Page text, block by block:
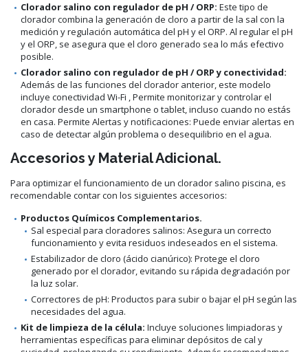
Clorador salino con regulador de pH / ORP: Este tipo de
clorador combina la generación de cloro a partir de la sal con la
medición y regulación automática del pH y el ORP. Al regular el pH
y el ORP, se asegura que el cloro generado sea lo más efectivo
posible.
Clorador salino con regulador de pH / ORP y conectividad:
Además de las funciones del clorador anterior, este modelo
incluye conectividad Wi-Fi , Permite monitorizar y controlar el
clorador desde un smartphone o tablet, incluso cuando no estás
en casa. Permite Alertas y notificaciones: Puede enviar alertas en
caso de detectar algún problema o desequilibrio en el agua.
Accesorios y Material Adicional.
Para optimizar el funcionamiento de un clorador salino piscina, es
recomendable contar con los siguientes accesorios:
Productos Químicos Complementarios.
Sal especial para cloradores salinos: Asegura un correcto
funcionamiento y evita residuos indeseados en el sistema.
Estabilizador de cloro (ácido cianúrico): Protege el cloro
generado por el clorador, evitando su rápida degradación por
la luz solar.
Correctores de pH: Productos para subir o bajar el pH según las
necesidades del agua.
Kit de limpieza de la célula: Incluye soluciones limpiadoras y
herramientas específicas para eliminar depósitos de cal y